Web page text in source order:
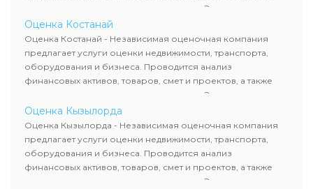
оценка животных и недропользования. Эксперты
определяют рыночную стоимость имущества и
рассчитывают ущерб. Все отчеты соответствуют
требованиям законодательства и используются для
сделок, кредитования и судебных процессов.
Оценка Костанай
Оценка Костанай - Независимая оценочная компания
предлагает услуги оценки недвижимости, транспорта,
оборудования и бизнеса. Проводится анализ
финансовых активов, товаров, смет и проектов, а также
оценка животных и недропользования. Эксперты
определяют рыночную стоимость имущества и
рассчитывают ущерб. Все отчеты соответствуют
требованиям законодательства и используются для
сделок, кредитования и судебных процессов.
Оценка Кызылорда
Оценка Кызылорда - Независимая оценочная компания
предлагает услуги оценки недвижимости, транспорта,
оборудования и бизнеса. Проводится анализ
финансовых активов, товаров, смет и проектов, а также
оценка животных и недропользования. Эксперты